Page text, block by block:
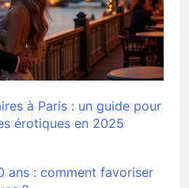
à Paris : un guide pour
érotiques en 2025
ans : comment favoriser